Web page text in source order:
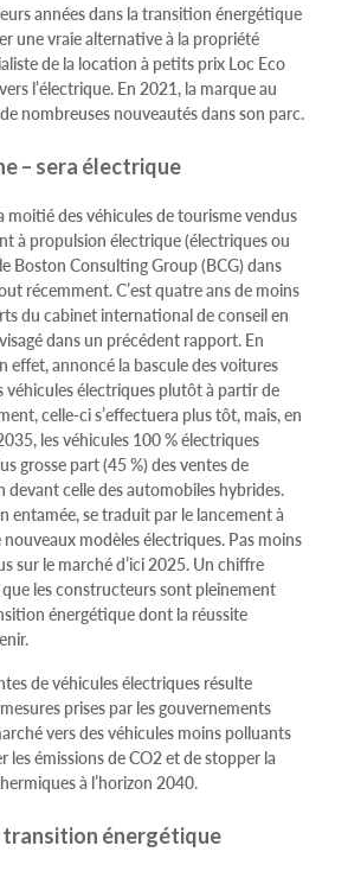
années dans la transition énergétique
une vraie alternative à la propriété
de la location à petits prix Loc Eco
l’électrique. En 2021, la marque au
nombreuses nouveautés dans son parc.
– sera électrique
moitié des véhicules de tourisme vendus
à propulsion électrique (électriques ou
Boston Consulting Group (BCG) dans
récemment. C’est quatre ans de moins
du cabinet international de conseil en
dans un précédent rapport. En
effet, annoncé la bascule des voitures
véhicules électriques plutôt à partir de
celle-ci s’effectuera plus tôt, mais, en
les véhicules 100 % électriques
grosse part (45 %) des ventes de
devant celle des automobiles hybrides.
entamée, se traduit par le lancement à
nouveaux modèles électriques. Pas moins
sur le marché d’ici 2025. Un chiffre
les constructeurs sont pleinement
énergétique dont la réussite
de véhicules électriques résulte
prises par les gouvernements
vers des véhicules moins polluants
les émissions de CO2 et de stopper la
à l’horizon 2040.
transition énergétique